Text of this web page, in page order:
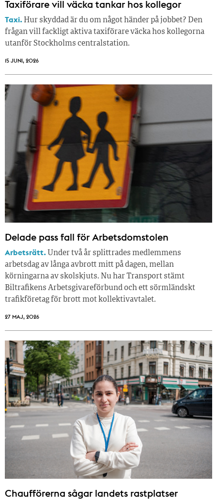
Taxiförare vill väcka tankar hos kollegor
Taxi. Hur skyddad är du om något händer på jobbet? Den
frågan vill fackligt aktiva taxiförare väcka hos kollegorna
utanför Stockholms centralstation.
15 JUNI, 2026
Delade pass fall för Arbetsdomstolen
Arbetsrätt. Under två år splittrades medlemmens
arbetsdag av långa avbrott mitt på dagen, mellan
körningarna av skolskjuts. Nu har Transport stämt
Biltrafikens Arbetsgivareförbund och ett sörmländskt
trafikföretag för brott mot kollektivavtalet.
27 MAJ, 2026
Chaufförerna sågar landets rastplatser